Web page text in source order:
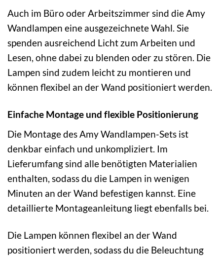
Auch im Büro oder Arbeitszimmer sind die Amy
Wandlampen eine ausgezeichnete Wahl. Sie
spenden ausreichend Licht zum Arbeiten und
Lesen, ohne dabei zu blenden oder zu stören. Die
Lampen sind zudem leicht zu montieren und
können flexibel an der Wand positioniert werden.
Einfache Montage und flexible Positionierung
Die Montage des Amy Wandlampen-Sets ist
denkbar einfach und unkompliziert. Im
Lieferumfang sind alle benötigten Materialien
enthalten, sodass du die Lampen in wenigen
Minuten an der Wand befestigen kannst. Eine
detaillierte Montageanleitung liegt ebenfalls bei.
Die Lampen können flexibel an der Wand
positioniert werden, sodass du die Beleuchtung